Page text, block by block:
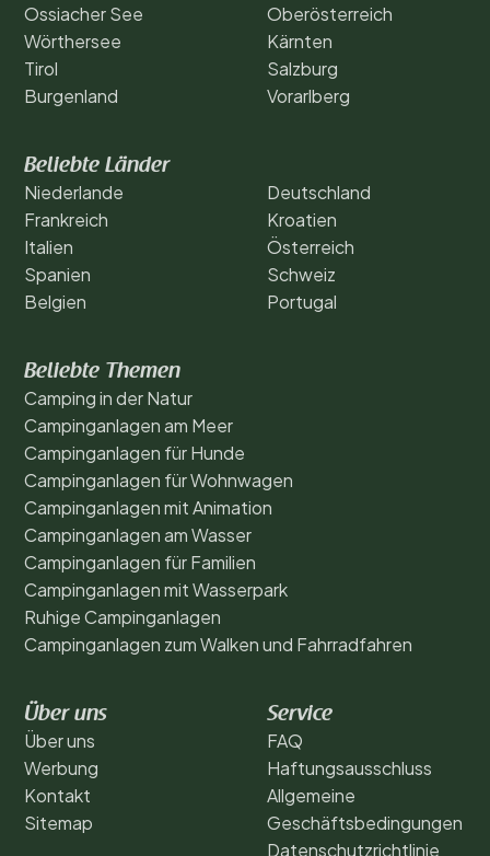
Ossiacher See
Wörthersee
Tirol
Burgenland
Oberösterreich
Kärnten
Salzburg
Vorarlberg
Beliebte Länder
Niederlande
Frankreich
Italien
Spanien
Belgien
Deutschland
Kroatien
Österreich
Schweiz
Portugal
Beliebte Themen
Camping in der Natur
Campinganlagen am Meer
Campinganlagen für Hunde
Campinganlagen für Wohnwagen
Campinganlagen mit Animation
Campinganlagen am Wasser
Campinganlagen für Familien
Campinganlagen mit Wasserpark
Ruhige Campinganlagen
Campinganlagen zum Walken und Fahrradfahren
Über uns
Über uns
Werbung
Kontakt
Sitemap
Service
FAQ
Haftungsausschluss
Allgemeine
Geschäftsbedingungen
Datenschutzrichtlinie